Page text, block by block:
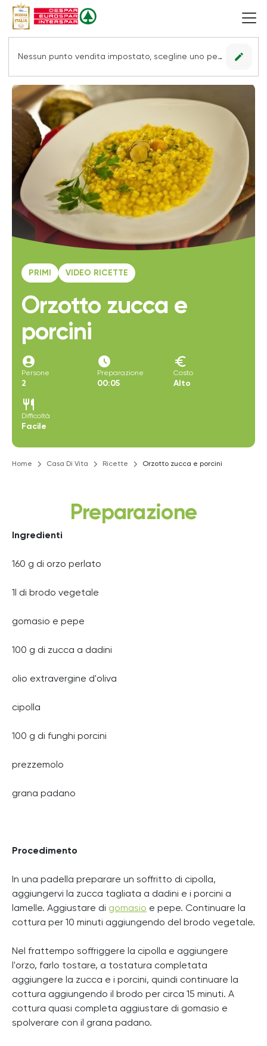
Nessun punto vendita impostato, scegline uno per vedere le offerte. edit
PRIMI VIDEO RICETTE
Orzotto zucca e
porcini
account_circle
Persone
2
access_time_filled
Preparazione
00:05
euro
Costo
Alto
restaurant
Difficoltà
Facile
Home Casa Di Vita Ricette Orzotto zucca e porcini
Preparazione
Ingredienti
160 g di orzo perlato
1l di brodo vegetale
gomasio e pepe
100 g di zucca a dadini
olio extravergine d'oliva
cipolla
100 g di funghi porcini
prezzemolo
grana padano
Procedimento
In una padella preparare un soffritto di cipolla,
aggiungervi la zucca tagliata a dadini e i porcini a
lamelle. Aggiustare di gomasio e pepe. Continuare la
cottura per 10 minuti aggiungendo del brodo vegetale.
Nel frattempo soffriggere la cipolla e aggiungere
l'orzo, farlo tostare, a tostatura completata
aggiungere la zucca e i porcini, quindi continuare la
cottura aggiungendo il brodo per circa 15 minuti. A
cottura quasi completa aggiustare di gomasio e
spolverare con il grana padano.